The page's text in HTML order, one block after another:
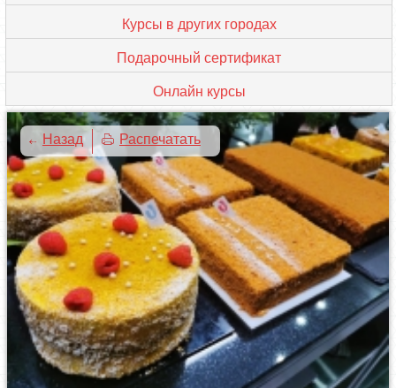
Курсы в других городах
Подарочный сертификат
Онлайн курсы
Назад Распечатать